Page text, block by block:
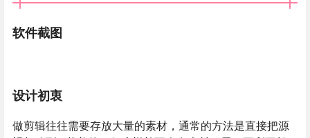
软件截图
设计初衷
做剪辑往往需要存放大量的素材，通常的方法是直接把源